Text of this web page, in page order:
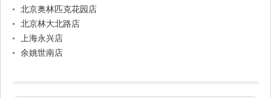
北京奥林匹克花园店
北京林大北路店
上海永兴店
余姚世南店